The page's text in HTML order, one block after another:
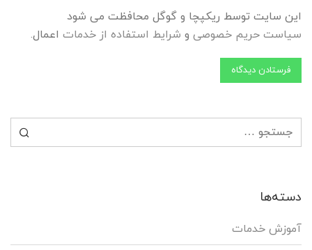
این سایت توسط ریکپچا و گوگل محافظت می شود
سیاست حریم خصوصی و شرایط استفاده از خدمات اعمال.
دسته‌ها
آموزش خدمات